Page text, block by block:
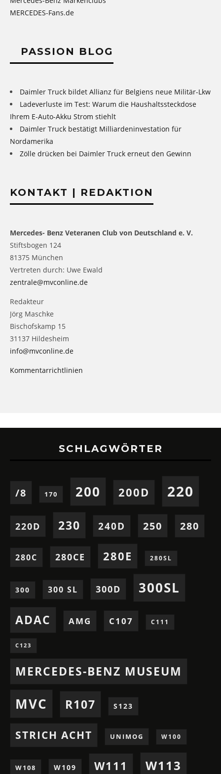
MERCEDES-Fans.de
PASSION BLOG
Daimler Truck bildet Allianz für Belgiens neue Militär-Lkw
Ladeverluste im Test: Warum die Haushaltssteckdose
Ihrem E-Auto-Akku Strom stiehlt
Daimler Truck bestätigt Milliardeninvestation für
Nordamerika
Zölle drücken bei Daimler Truck erneut den Gewinn
KONTAKT | REDAKTION
Mercedes- Benz Veteranen Club von Deutschland e. V.
Stiftsbogen 124
81375 München
Vertreten durch: Uwe Ewald
zentrale@mvconline.de
Redakteur
Jörg Maschke
Bischofskamp 15
31137 Hildesheim
info@mvconline.de
Kommentarrichtlinien
SCHLAGWÖRTER
/8 170 200 200D 220
220D 230 240D 250 280
280C 280CE 280E 280SL
300 300 SL 300D 300SL
ADAC AMG C107 C111
C123
MERCEDES-BENZ MUSEUM
MVC R107 S123
STRICH ACHT UNIMOG W100
W108 W109 W111 W113